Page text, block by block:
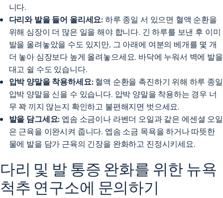
니다.
다리와 발을 들어 올리세요:하루 종일 서 있으면 혈액 순환을
위해 심장이 더 많은 일을 해야 합니다. 긴 하루를 보낸 후 이미
발을 올려놓았을 수도 있지만, 그 아래에 여분의 베개를 몇 개
더 놓아 심장보다 높게 올려놓으세요. 바닥에 누워서 벽에 발을
대고 쉴 수도 있습니다.
압박 양말을 착용하세요:혈액 순환을 촉진하기 위해 하루 종일
압박 양말을 신을 수 있습니다. 압박 양말을 착용하는 경우 너
무 꽉 끼지 않는지 확인하고 불편해지면 벗으세요.
발을 담그세요: 엡솜 소금이나 라벤더 오일과 같은 에센셜 오일
은 근육을 이완시켜 줍니다. 엡솜 소금 목욕을 하거나 따뜻한
물에 발을 담가 근육의 긴장을 완화하고 진정시키세요.
다리 및 발 통증 완화를 위한 뉴욕
척추 연구소에 문의하기